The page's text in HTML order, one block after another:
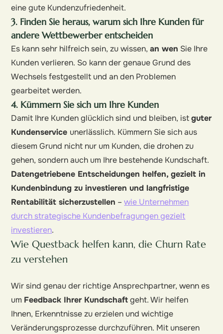
eine gute Kundenzufriedenheit.
3. Finden Sie heraus, warum sich Ihre Kunden für
andere Wettbewerber entscheiden
Es kann sehr hilfreich sein, zu wissen,an wen Sie Ihre
Kunden verlieren. So kann der genaue Grund des
Wechsels festgestellt und an den Problemen
gearbeitet werden.
4. Kümmern Sie sich um Ihre Kunden
Damit Ihre Kunden glücklich sind und bleiben, istguter
Kundenservice unerlässlich. Kümmern Sie sich aus
diesem Grund nicht nur um Kunden, die drohen zu
gehen, sondern auch um Ihre bestehende Kundschaft.
Datengetriebene Entscheidungen helfen, gezielt in
Kundenbindung zu investieren und langfristige
Rentabilität sicherzustellen –wie Unternehmen
durch strategische Kundenbefragungen gezielt
investieren.
Wie Questback helfen kann, die Churn Rate
zu verstehen
Wir sind genau der richtige Ansprechpartner, wenn es
um Feedback Ihrer Kundschaftgeht. Wir helfen
Ihnen, Erkenntnisse zu erzielen und wichtige
Veränderungsprozesse durchzuführen. Mit unseren